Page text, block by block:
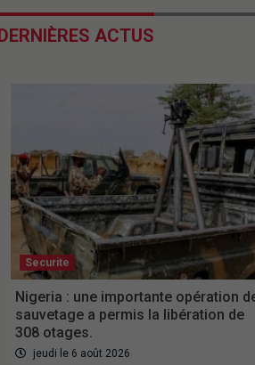
DERNIÈRES ACTUS
Securite
Nigeria : une importante opération
sauvetage a permis la libération de
308 otages.
jeudi le 6 août 2026